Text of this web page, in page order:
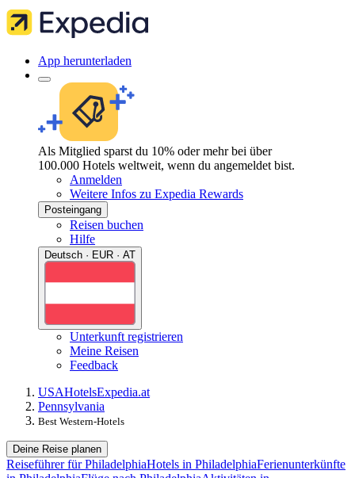
App herunterladen
Als Mitglied sparst du 10% oder mehr bei über
100.000 Hotels weltweit, wenn du angemeldet bist.
Anmelden
Weitere Infos zu Expedia Rewards
Posteingang
Reisen buchen
Hilfe
Deutsch · EUR · AT
Unterkunft registrieren
Meine Reisen
Feedback
USAHotelsExpedia.at
Pennsylvania
Best Western-Hotels
Deine Reise planen
Reiseführer für PhiladelphiaHotels in PhiladelphiaFerienunterkünfte